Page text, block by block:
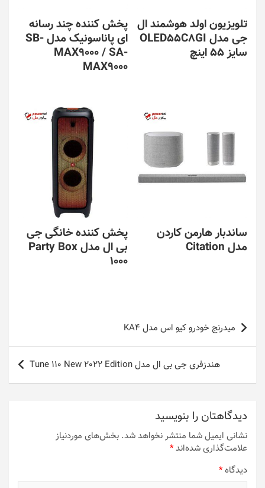
تلویزیون اولد هوشمند ال
جی مدل OLED55C8GI
سایز 55 اینچ
پخش کننده چند رسانه
ای پاناسونیک مدل SB-
MAX9000 / SA-
MAX9000
ساندبار هارمن کاردن
مدل Citation
پخش کننده خانگی جی
بی ال مدل Party Box
1000
راهبری
نوشته
میدرنج خودرو کیو اس مدل KA4
هندزفری جی بی ال مدل Tune 110 New 2022 Edition
دیدگاهتان را بنویسید
نشانی ایمیل شما منتشر نخواهد شد. بخش‌های موردنیاز
علامت‌گذاری شده‌اند*
دیدگاه*